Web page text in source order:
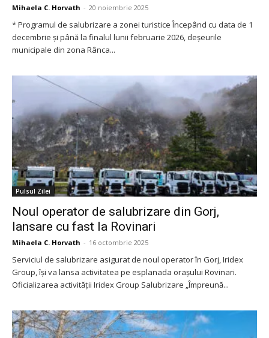
Mihaela C. Horvath - 20 noiembrie 2025
* Programul de salubrizare a zonei turistice Începând cu data de 1
decembrie și până la finalul lunii februarie 2026, deșeurile
municipale din zona Rânca...
Pulsul Zilei
Noul operator de salubrizare din Gorj,
lansare cu fast la Rovinari
Mihaela C. Horvath - 16 octombrie 2025
Serviciul de salubrizare asigurat de noul operator în Gorj, Iridex
Group, își va lansa activitatea pe esplanada orașului Rovinari.
Oficializarea activității Iridex Group Salubrizare „Împreună...